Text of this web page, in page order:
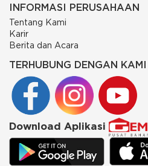
INFORMASI PERUSAHAAN
Tentang Kami
Karir
Berita dan Acara
TERHUBUNG DENGAN KAMI
Download Aplikasi